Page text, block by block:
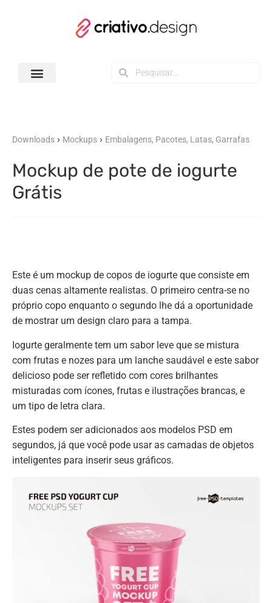
Downloads › Mockups › Embalagens, Pacotes, Latas, Garrafas
Mockup de pote de iogurte
Grátis
Este é um mockup de copos de iogurte que consiste em
duas cenas altamente realistas. O primeiro centra-se no
próprio copo enquanto o segundo lhe dá a oportunidade
de mostrar um design claro para a tampa.
Iogurte geralmente tem um sabor leve que se mistura
com frutas e nozes para um lanche saudável e este sabor
delicioso pode ser refletido com cores brilhantes
misturadas com ícones, frutas e ilustrações brancas, e
um tipo de letra clara.
Estes podem ser adicionados aos modelos PSD em
segundos, já que você pode usar as camadas de objetos
inteligentes para inserir seus gráficos.